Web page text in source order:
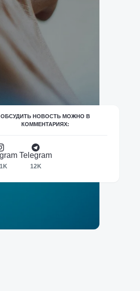
ОБСУДИТЬ НОВОСТЬ МОЖНО В
КОММЕНТАРИЯХ:
Telegram
12K